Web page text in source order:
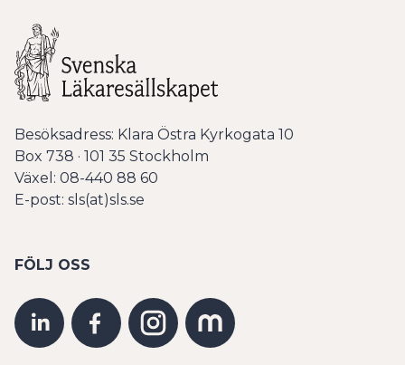
Besöksadress: Klara Östra Kyrkogata 10
Box 738 · 101 35 Stockholm
Växel: 08-440 88 60
E-post: sls(at)sls.se
FÖLJ OSS